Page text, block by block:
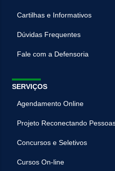
Cartilhas e Informativos
Dúvidas Frequentes
Fale com a Defensoria
SERVIÇOS
Agendamento Online
Projeto Reconectando
Concursos e Seletivos
Cursos On-line